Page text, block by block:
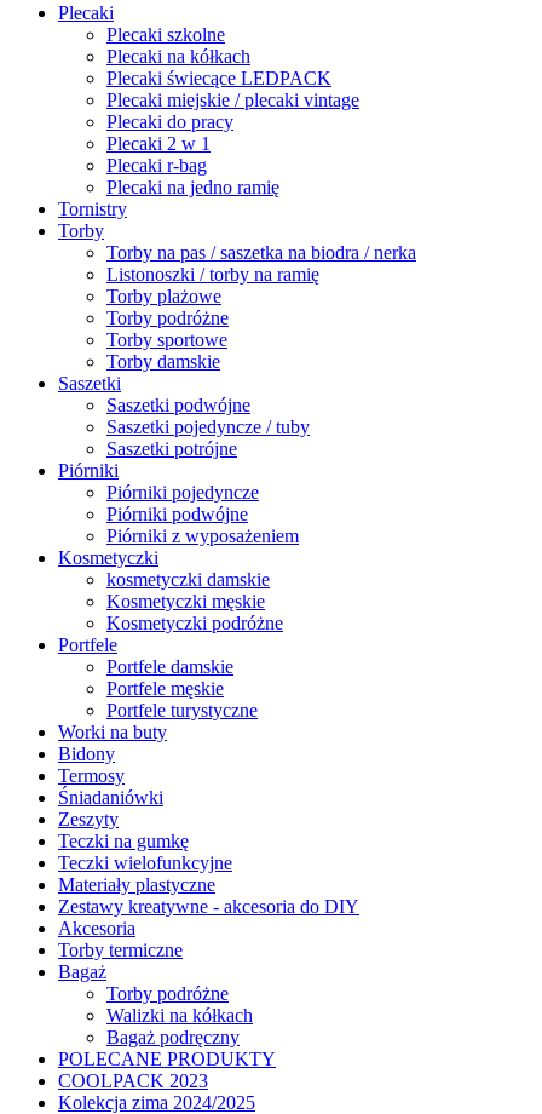
Plecaki
Plecaki szkolne
Plecaki na kółkach
Plecaki świecące LEDPACK
Plecaki miejskie / plecaki vintage
Plecaki do pracy
Plecaki 2 w 1
Plecaki r-bag
Plecaki na jedno ramię
Tornistry
Torby
Torby na pas / saszetka na biodra / nerka
Listonoszki / torby na ramię
Torby plażowe
Torby podróżne
Torby sportowe
Torby damskie
Saszetki
Saszetki podwójne
Saszetki pojedyncze / tuby
Saszetki potrójne
Piórniki
Piórniki pojedyncze
Piórniki podwójne
Piórniki z wyposażeniem
Kosmetyczki
kosmetyczki damskie
Kosmetyczki męskie
Kosmetyczki podróżne
Portfele
Portfele damskie
Portfele męskie
Portfele turystyczne
Worki na buty
Bidony
Termosy
Śniadaniówki
Zeszyty
Teczki na gumkę
Teczki wielofunkcyjne
Materiały plastyczne
Zestawy kreatywne - akcesoria do DIY
Akcesoria
Torby termiczne
Bagaż
Torby podróżne
Walizki na kółkach
Bagaż podręczny
POLECANE PRODUKTY
COOLPACK 2023
Kolekcja zima 2024/2025